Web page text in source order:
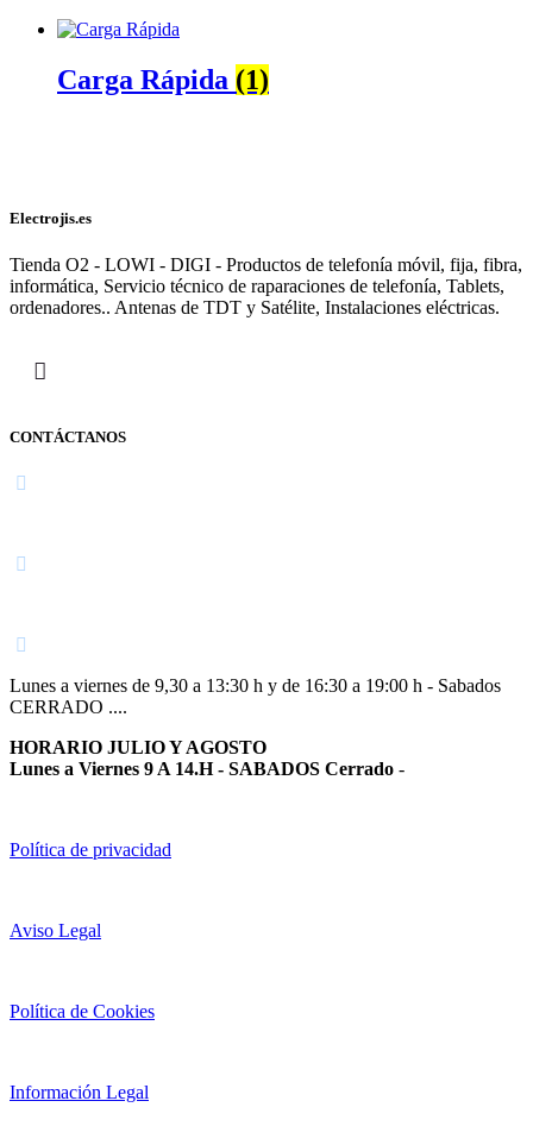
Carga Rápida (1)
Electrojis.es
Tienda O2 - LOWI - DIGI - Productos de telefonía móvil, fija, fibra,
informática, Servicio técnico de raparaciones de telefonía, Tablets,
ordenadores.. Antenas de TDT y Satélite, Instalaciones eléctricas.
CONTÁCTANOS
Lunes a viernes de 9,30 a 13:30 h y de 16:30 a 19:00 h - Sabados
CERRADO ....
HORARIO JULIO Y AGOSTO
Lunes a Viernes 9 A 14.H - SABADOS Cerrado -
Política de privacidad
Aviso Legal
Política de Cookies
Información Legal